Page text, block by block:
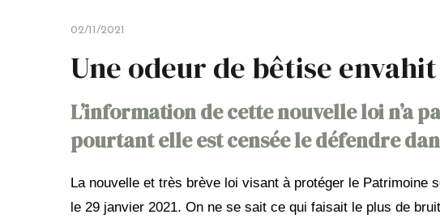
02/11/2021
Une odeur de bêtise
L’information de cette nouvelle loi n’a
pourtant elle est censée le défendre
La nouvelle et très brève loi visant à protéger le Patrimoine
le 29 janvier 2021. On ne se sait ce qui faisait le plus de